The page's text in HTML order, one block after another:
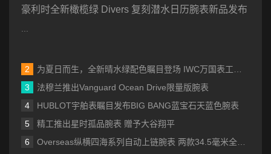
豪利时全新橄榄绿 Divers 复刻潜水日历腕表新品发布
为夏日而生，全新晴水绿配色瞩目登场 IWC万国表工程师系列自动腕表35发布新作
法穆兰推出Vanguard Ocean Drive限量版腕表
HUBLOT宇舶表瞩目发布BIG BANG蓝宝石天蓝色腕表
精工推出星时孤品腕表 赠予大谷翔平
Overseas纵横四海系列自动上链腕表 两款34.5毫米全新款式设计 大胆醒目的绚彩配色 为运动时尚腕表增添温婉柔美的女性特质